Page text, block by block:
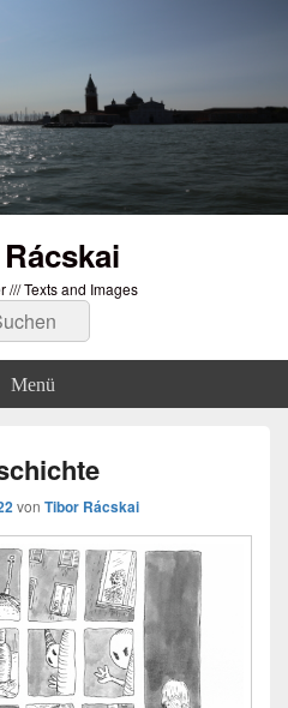
/// Texts and Images
Menü
von Tibor Rácskai